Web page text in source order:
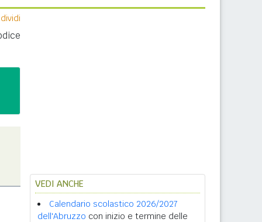
VEDI ANCHE
Calendario scolastico 2026/2027
dell'Abruzzo con inizio e termine delle